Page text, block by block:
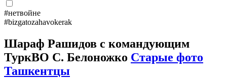
#нетвойне
#bizgatozahavokerak
Шараф Рашидов с командующим
ТуркВО С. Белоножко Старые фото
Ташкентцы